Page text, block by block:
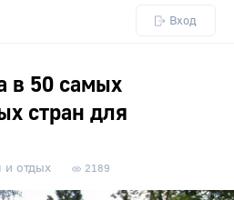
Вход
в 50 самых
стран для
и отдых 2189